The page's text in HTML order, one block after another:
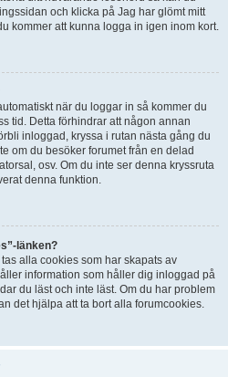
och klicka på Jag har glömt mitt
kommer att kunna logga in igen inom kort.
när du loggar in så kommer du
tid. Detta förhindrar att någon annan
inloggad, kryssa i rutan nästa gång du
om du besöker forumet från en delad
osv. Om du inte ser denna kryssruta
denna funktion.
länken?
alla cookies som har skapats av
information som håller dig inloggad på
du läst och inte läst. Om du har problem
det hjälpa att ta bort alla forumcookies.